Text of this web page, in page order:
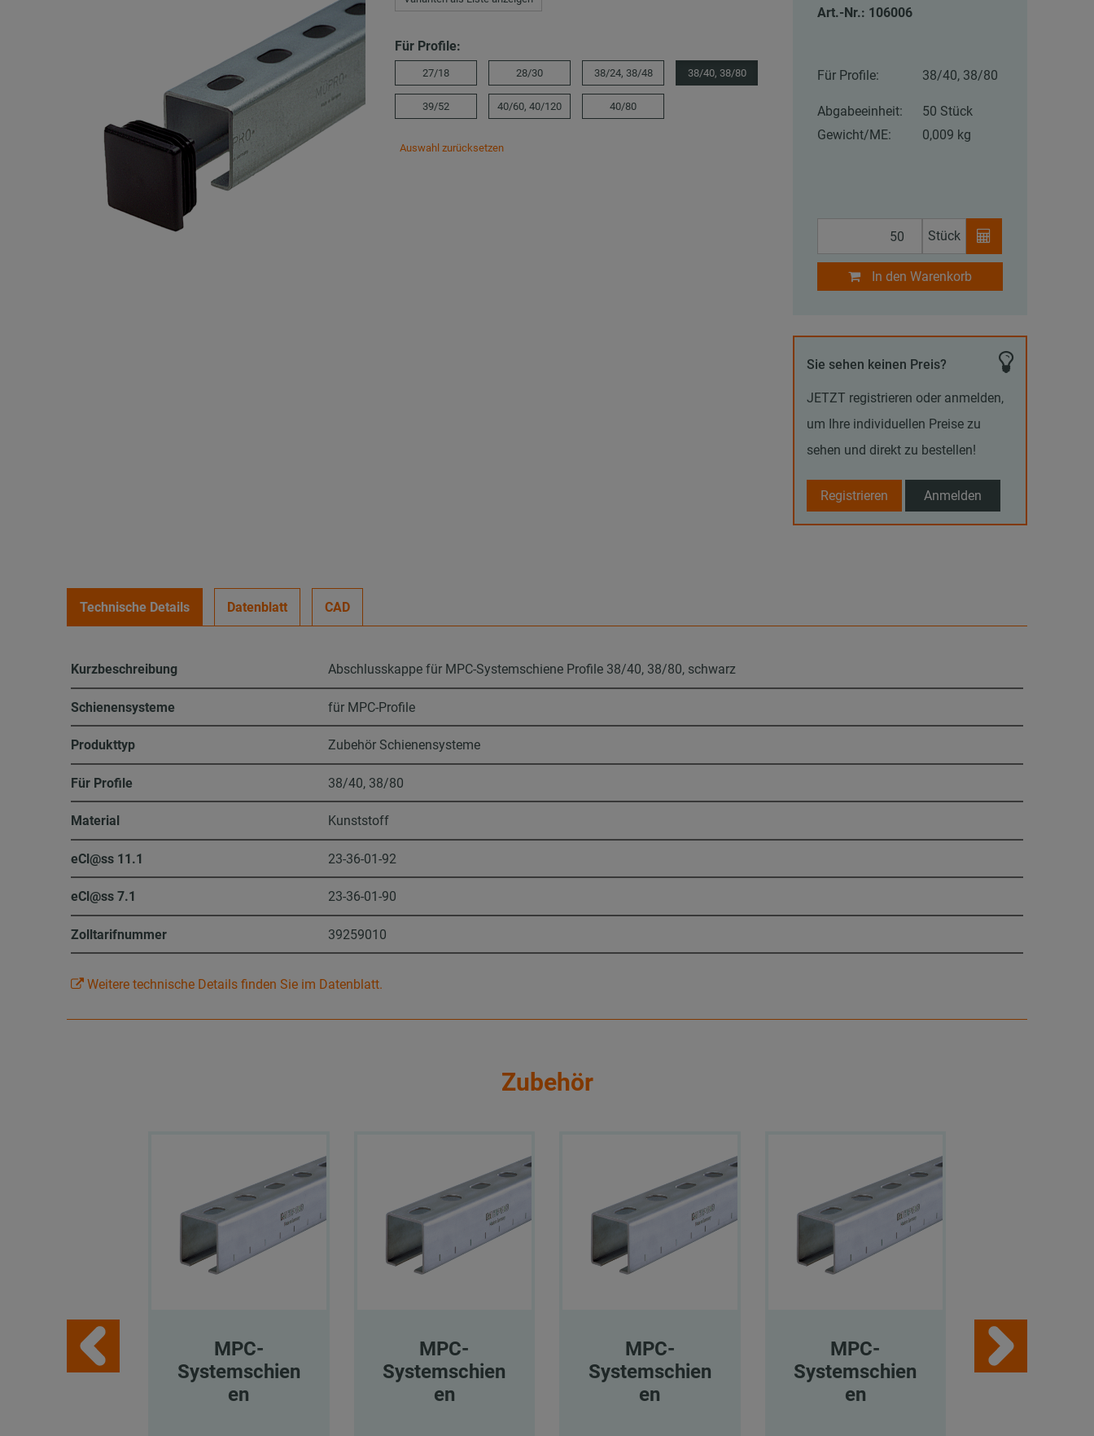
Für Profile:
27/18 28/30 38/24, 38/48 38/40, 38/80
39/52 40/60, 40/120 40/80
Auswahl zurücksetzen
Art.-Nr.: 106006
Für Profile: 38/40, 38/80
Abgabeeinheit:
50 Stück
Gewicht/ME:
0,009 kg
Stück
In den Warenkorb
Sie sehen keinen Preis?
JETZT registrieren oder anmelden,
um Ihre individuellen Preise zu
sehen und direkt zu bestellen!
Registrieren Anmelden
Technische Details Datenblatt CAD
Kurzbeschreibung Abschlusskappe für MPC-Systemschiene Profile 38/40, 38/80, schwarz
Schienensysteme für MPC-Profile
Produkttyp Zubehör Schienensysteme
Für Profile 38/40, 38/80
Material Kunststoff
eCl@ss 11.1 23-36-01-92
eCl@ss 7.1 23-36-01-90
Zolltarifnummer 39259010
Weitere technische Details finden Sie im Datenblatt.
Zubehör
MPC-
Systemschien
en
MPC-
Systemschien
en
MPC-
Systemschien
en
MPC-
Systemschien
en